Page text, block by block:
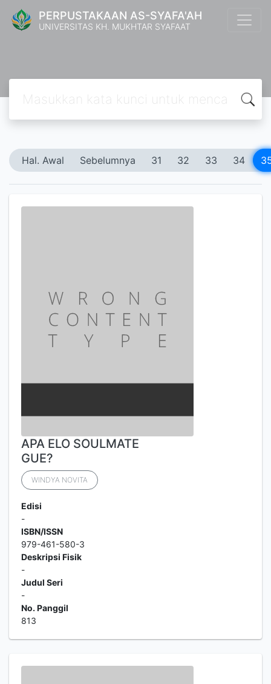
PERPUSTAKAAN AS-SYAFA'AH
UNIVERSITAS KH. MUKHTAR SYAFAAT
Hal. Awal Sebelumnya 31 32 33 34
APA ELO SOULMATE
GUE?
WINDYA NOVITA
Edisi
-
ISBN/ISSN
979-461-580-3
Deskripsi Fisik
-
Judul Seri
-
No. Panggil
813